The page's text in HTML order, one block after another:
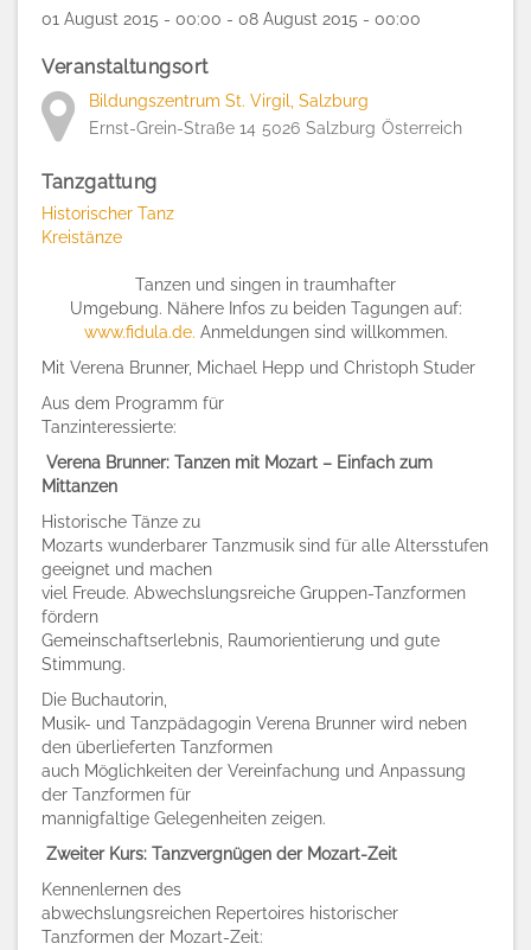
01 August 2015 - 00:00 - 08 August 2015 - 00:00
Veranstaltungsort
Bildungszentrum St. Virgil, Salzburg
Ernst-Grein-Straße 14 5026 Salzburg Österreich
Tanzgattung
Historischer Tanz
Kreistänze
Tanzen und singen in traumhafter
Umgebung. Nähere Infos zu beiden Tagungen auf:
www.fidula.de. Anmeldungen sind willkommen.
Mit Verena Brunner, Michael Hepp und Christoph Studer
Aus dem Programm für
Tanzinteressierte:
Verena Brunner: Tanzen mit Mozart – Einfach zum
Mittanzen
Historische Tänze zu
Mozarts wunderbarer Tanzmusik sind für alle Altersstufen
geeignet und machen
viel Freude. Abwechslungsreiche Gruppen-Tanzformen
fördern
Gemeinschaftserlebnis, Raumorientierung und gute
Stimmung.
Die Buchautorin,
Musik- und Tanzpädagogin Verena Brunner wird neben
den überlieferten Tanzformen
auch Möglichkeiten der Vereinfachung und Anpassung
der Tanzformen für
mannigfaltige Gelegenheiten zeigen.
Zweiter Kurs: Tanzvergnügen der Mozart-Zeit
Kennenlernen des
abwechslungsreichen Repertoires historischer
Tanzformen der Mozart-Zeit: